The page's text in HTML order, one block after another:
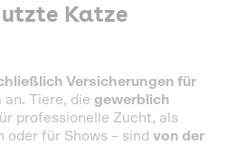
Katze
Versicherungen für
an. Tiere, die gewerblich
professionelle Zucht, als
oder für Shows – sind von der